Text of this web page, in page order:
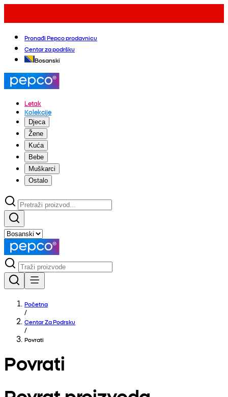
Pronađi Pepco prodavnicu
Centar za podršku
Bosanski
Letak
Kolekcije
Djeca
Žene
Kuća
Bebe
Muškarci
Ostalo
Početna
/
Centar Za Podrsku
/
Povrati
Povrati